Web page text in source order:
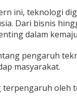
ini, teknologi
Dari bisnis
dalam
pengaruh
masyarakat.
terpengaruh oleh